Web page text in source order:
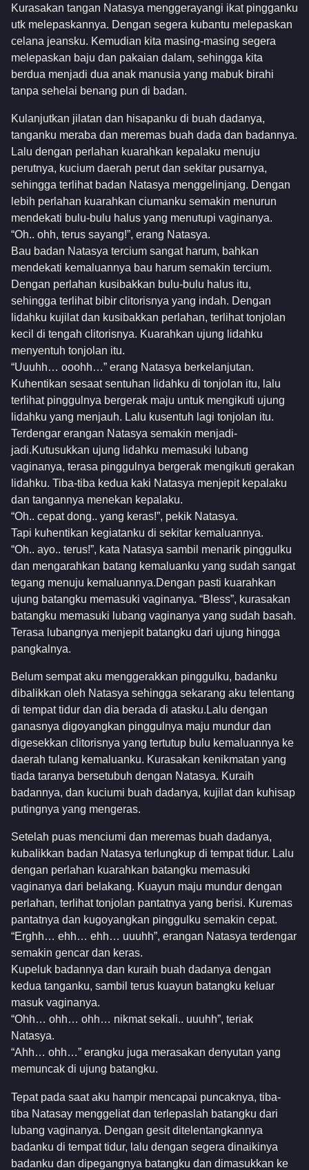
Kurasakan tangan Natasya menggerayangi ikat pingganku
utk melepaskannya. Dengan segera kubantu melepaskan
celana jeansku. Kemudian kita masing-masing segera
melepaskan baju dan pakaian dalam, sehingga kita
berdua menjadi dua anak manusia yang mabuk birahi
tanpa sehelai benang pun di badan.
Kulanjutkan jilatan dan hisapanku di buah dadanya,
tanganku meraba dan meremas buah dada dan badannya.
Lalu dengan perlahan kuarahkan kepalaku menuju
perutnya, kucium daerah perut dan sekitar pusarnya,
sehingga terlihat badan Natasya menggelinjang. Dengan
lebih perlahan kuarahkan ciumanku semakin menurun
mendekati bulu-bulu halus yang menutupi vaginanya.
“Oh.. ohh, terus sayang!”, erang Natasya.
Bau badan Natasya tercium sangat harum, bahkan
mendekati kemaluannya bau harum semakin tercium.
Dengan perlahan kusibakkan bulu-bulu halus itu,
sehingga terlihat bibir clitorisnya yang indah. Dengan
lidahku kujilat dan kusibakkan perlahan, terlihat tonjolan
kecil di tengah clitorisnya. Kuarahkan ujung lidahku
menyentuh tonjolan itu.
“Uuuhh… ooohh…” erang Natasya berkelanjutan.
Kuhentikan sesaat sentuhan lidahku di tonjolan itu, lalu
terlihat pinggulnya bergerak maju untuk mengikuti ujung
lidahku yang menjauh. Lalu kusentuh lagi tonjolan itu.
Terdengar erangan Natasya semakin menjadi-
jadi.Kutusukkan ujung lidahku memasuki lubang
vaginanya, terasa pinggulnya bergerak mengikuti gerakan
lidahku. Tiba-tiba kedua kaki Natasya menjepit kepalaku
dan tangannya menekan kepalaku.
“Oh.. cepat dong.. yang keras!”, pekik Natasya.
Tapi kuhentikan kegiatanku di sekitar kemaluannya.
“Oh.. ayo.. terus!”, kata Natasya sambil menarik pinggulku
dan mengarahkan batang kemaluanku yang sudah sangat
tegang menuju kemaluannya.Dengan pasti kuarahkan
ujung batangku memasuki vaginanya. “Bless”, kurasakan
batangku memasuki lubang vaginanya yang sudah basah.
Terasa lubangnya menjepit batangku dari ujung hingga
pangkalnya.
Belum sempat aku menggerakkan pinggulku, badanku
dibalikkan oleh Natasya sehingga sekarang aku telentang
di tempat tidur dan dia berada di atasku.Lalu dengan
ganasnya digoyangkan pinggulnya maju mundur dan
digesekkan clitorisnya yang tertutup bulu kemaluannya ke
daerah tulang kemaluanku. Kurasakan kenikmatan yang
tiada taranya bersetubuh dengan Natasya. Kuraih
badannya, dan kuciumi buah dadanya, kujilat dan kuhisap
putingnya yang mengeras.
Setelah puas menciumi dan meremas buah dadanya,
kubalikkan badan Natasya terlungkup di tempat tidur. Lalu
dengan perlahan kuarahkan batangku memasuki
vaginanya dari belakang. Kuayun maju mundur dengan
perlahan, terlihat tonjolan pantatnya yang berisi. Kuremas
pantatnya dan kugoyangkan pinggulku semakin cepat.
“Erghh… ehh… ehh… uuuhh”, erangan Natasya terdengar
semakin gencar dan keras.
Kupeluk badannya dan kuraih buah dadanya dengan
kedua tanganku, sambil terus kuayun batangku keluar
masuk vaginanya.
“Ohh… ohh… ohh… nikmat sekali.. uuuhh”, teriak
Natasya.
“Ahh… ohh…” erangku juga merasakan denyutan yang
memuncak di ujung batangku.
Tepat pada saat aku hampir mencapai puncaknya, tiba-
tiba Natasay menggeliat dan terlepaslah batangku dari
lubang vaginanya. Dengan gesit ditelentangkannya
badanku di tempat tidur, lalu dengan segera dinaikinya
badanku dan dipegangnya batangku dan dimasukkan ke